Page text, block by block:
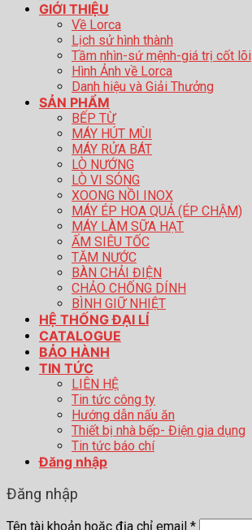
GIỚI THIỆU
Về Lorca
Lịch sử hình thành
Tầm nhìn-sứ mệnh-giá trị cốt lõi
Hình Ảnh về Lorca
Danh hiệu và Giải Thưởng
SẢN PHẨM
BẾP TỪ
MÁY HÚT MÙI
MÁY RỬA BÁT
LÒ NƯỚNG
LÒ VI SÓNG
XOONG NỒI INOX
MÁY ÉP HOA QUẢ (ÉP CHẬM)
MÁY LÀM SỮA HẠT
ẤM SIÊU TỐC
TĂM NƯỚC
BÀN CHẢI ĐIỆN
CHẢO CHỐNG DÍNH
BÌNH GIỮ NHIỆT
HỆ THỐNG ĐẠI LÍ
CATALOGUE
BẢO HÀNH
TIN TỨC
LIÊN HỆ
Tin tức công ty
Hướng dẫn nấu ăn
Thiết bị nhà bếp- Điện gia dụng
Tin tức báo chí
Đăng nhập
Đăng nhập
Tên tài khoản hoặc địa chỉ email *